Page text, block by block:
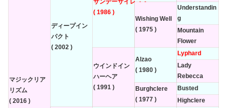
マジックリア
リズム
( 2016 )
ディープイン
パクト
( 2002 )
サンデーサイレンス
( 1986 )
Wishing Well
( 1975 )
Understandin
g
Mountain
Flower
ウインドイン
ハーヘア
( 1991 )
Alzao
( 1980 )
Lyphard
Lady
Rebecca
Burghclere
( 1977 )
Busted
Highclere